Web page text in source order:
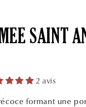
SAINT
2 avis
formant une